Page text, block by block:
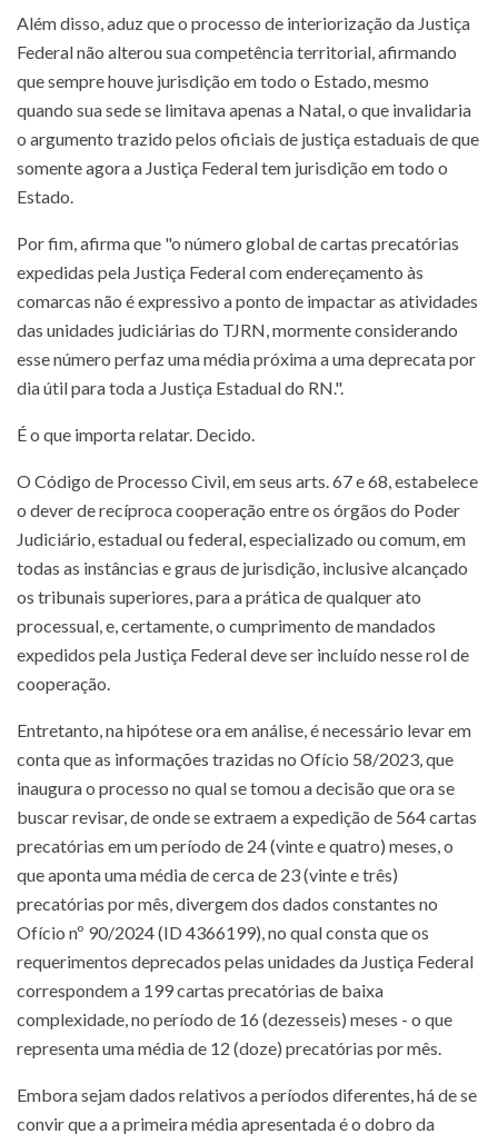
Além disso, aduz que o processo de interiorização da Justiça
Federal não alterou sua competência territorial, afirmando
que sempre houve jurisdição em todo o Estado, mesmo
quando sua sede se limitava apenas a Natal, o que invalidaria
o argumento trazido pelos oficiais de justiça estaduais de que
somente agora a Justiça Federal tem jurisdição em todo o
Estado.
Por fim, afirma que "o número global de cartas precatórias
expedidas pela Justiça Federal com endereçamento às
comarcas não é expressivo a ponto de impactar as atividades
das unidades judiciárias do TJRN, mormente considerando
esse número perfaz uma média próxima a uma deprecata por
dia útil para toda a Justiça Estadual do RN.".
É o que importa relatar. Decido.
O Código de Processo Civil, em seus arts. 67 e 68, estabelece
o dever de recíproca cooperação entre os órgãos do Poder
Judiciário, estadual ou federal, especializado ou comum, em
todas as instâncias e graus de jurisdição, inclusive alcançado
os tribunais superiores, para a prática de qualquer ato
processual, e, certamente, o cumprimento de mandados
expedidos pela Justiça Federal deve ser incluído nesse rol de
cooperação.
Entretanto, na hipótese ora em análise, é necessário levar em
conta que as informações trazidas no Ofício 58/2023, que
inaugura o processo no qual se tomou a decisão que ora se
buscar revisar, de onde se extraem a expedição de 564 cartas
precatórias em um período de 24 (vinte e quatro) meses, o
que aponta uma média de cerca de 23 (vinte e três)
precatórias por mês, divergem dos dados constantes no
Ofício nº 90/2024 (ID 4366199), no qual consta que os
requerimentos deprecados pelas unidades da Justiça Federal
correspondem a 199 cartas precatórias de baixa
complexidade, no período de 16 (dezesseis) meses - o que
representa uma média de 12 (doze) precatórias por mês.
Embora sejam dados relativos a períodos diferentes, há de se
convir que a a primeira média apresentada é o dobro da